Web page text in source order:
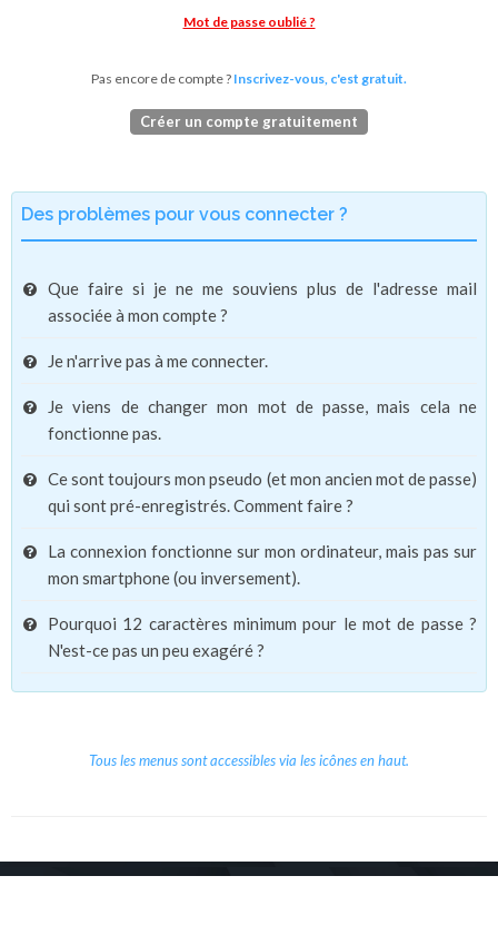
Mot de passe oublié ?
Pas encore de compte ? Inscrivez-vous, c'est gratuit.
Créer un compte gratuitement
Des problèmes pour vous connecter ?
Que faire si je ne me souviens plus de l'adresse mail
associée à mon compte ?
Je n'arrive pas à me connecter.
Je viens de changer mon mot de passe, mais cela ne
fonctionne pas.
Ce sont toujours mon pseudo (et mon ancien mot de passe)
qui sont pré-enregistrés. Comment faire ?
La connexion fonctionne sur mon ordinateur, mais pas sur
mon smartphone (ou inversement).
Pourquoi 12 caractères minimum pour le mot de passe ?
N'est-ce pas un peu exagéré ?
Tous les menus sont accessibles via les icônes en haut.